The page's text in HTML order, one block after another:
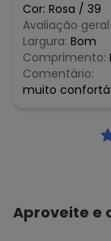
Cor: Rosa / 39
Avaliação
Largura: Bom
Comprimento:
Comentário:
muito
Aproveite e